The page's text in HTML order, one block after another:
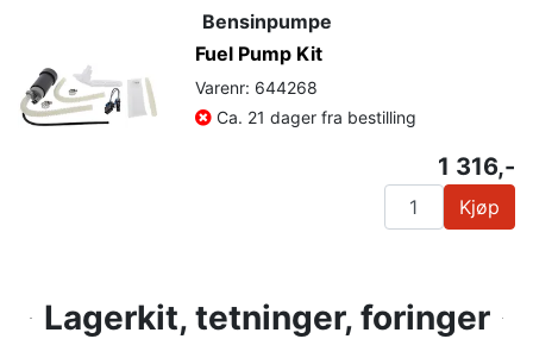
Bensinpumpe
Fuel Pump Kit
Varenr: 644268
Ca. 21 dager fra bestilling
1 316,-
Kjøp
Lagerkit, tetninger, foringer